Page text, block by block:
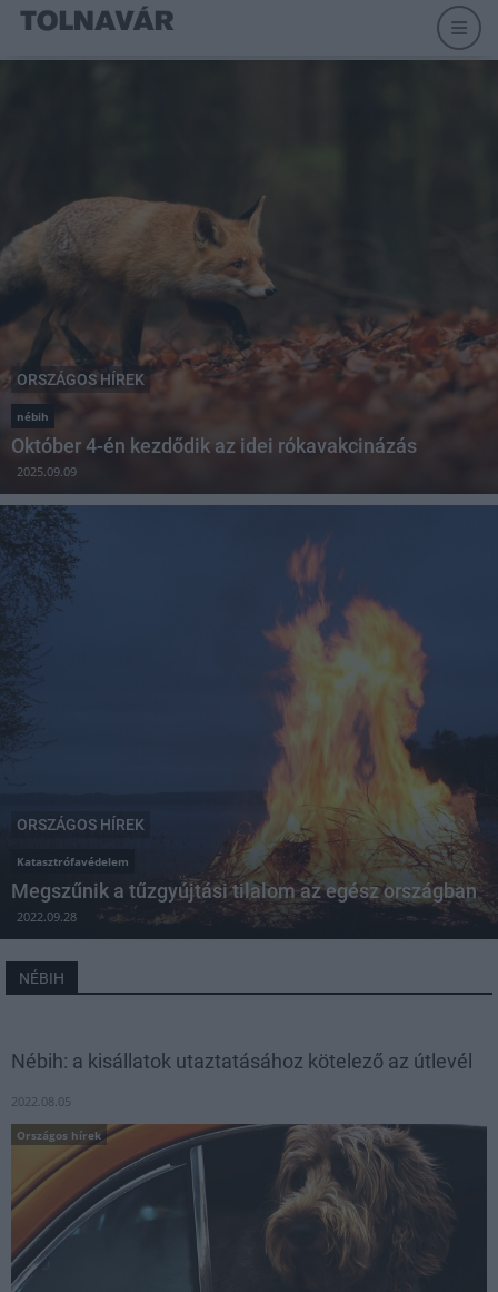
ORSZÁGOS HÍREK
nébih
Október 4-én kezdődik az idei rókavakcinázás
2025.09.09
ORSZÁGOS HÍREK
Katasztrófavédelem
Megszűnik a tűzgyújtási tilalom az egész országban
2022.09.28
NÉBIH
Nébih: a kisállatok utaztatásához kötelező az útlevél
2022.08.05
Országos hírek